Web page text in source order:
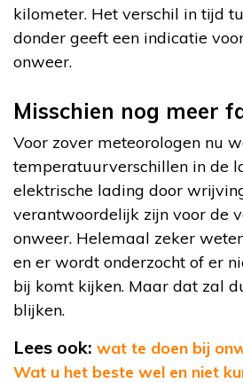
kilometer. Het verschil in tijd
donder geeft een indicatie
onweer.
Misschien nog meer
Voor zover meteorologen nu
temperatuurverschillen in de
elektrische lading door
verantwoordelijk zijn voor de
onweer. Helemaal zeker
en er wordt onderzocht of er
bij komt kijken. Maar dat zal
blijken.
Lees ook: wat te doen bij
Wat u het beste wel en niet